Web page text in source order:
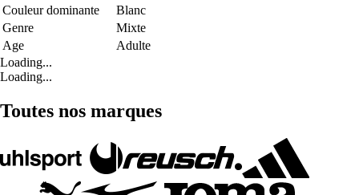
Couleur dominante
Blanc
Genre
Mixte
Age
Adulte
Loading...
Loading...
Toutes nos marques